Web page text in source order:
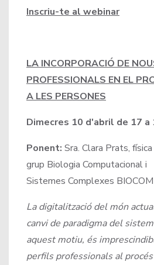
Inscriu-te al webinar
LA INCORPORACIÓ DE
PROFESSIONALS EN EL
A LES PERSONES
Dimecres 10 d'abril de 17 a
Ponent: Sra. Clara Prats,
grup Biologia Computacional i
Sistemes Complexes
La digitalització del món
canvi de paradigma del
aquest motiu, és
perfils professionals al